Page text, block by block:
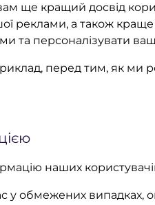
ще кращий досвід
реклами, а також краще
та персоналізувати ваш
перед тим, як ми
наших
обмежених випадках,